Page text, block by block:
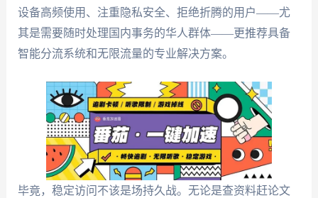
设备高频使用、注重隐私安全、拒绝折腾的用户——尤
其是需要随时处理国内事务的华人群体——更推荐具备
智能分流系统和无限流量的专业解决方案。
毕竟，稳定访问不该是场持久战。无论是查资料赶论文